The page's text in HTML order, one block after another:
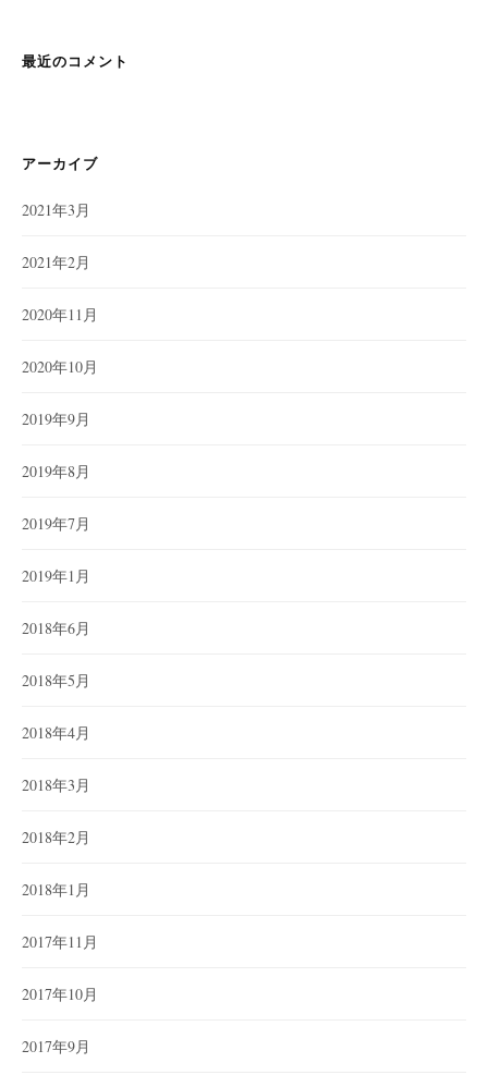
最近のコメント
アーカイブ
2021年3月
2021年2月
2020年11月
2020年10月
2019年9月
2019年8月
2019年7月
2019年1月
2018年6月
2018年5月
2018年4月
2018年3月
2018年2月
2018年1月
2017年11月
2017年10月
2017年9月